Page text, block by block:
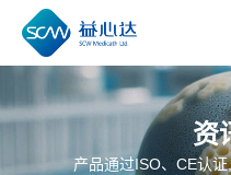
资
产品通过ISO、CE认